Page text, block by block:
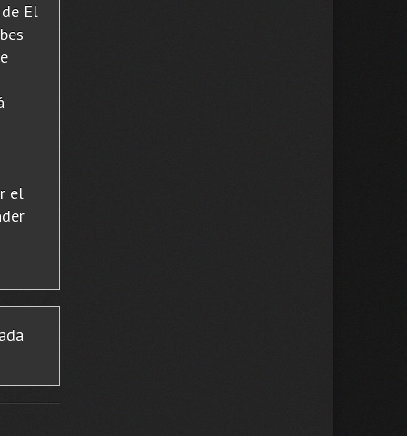
El
el